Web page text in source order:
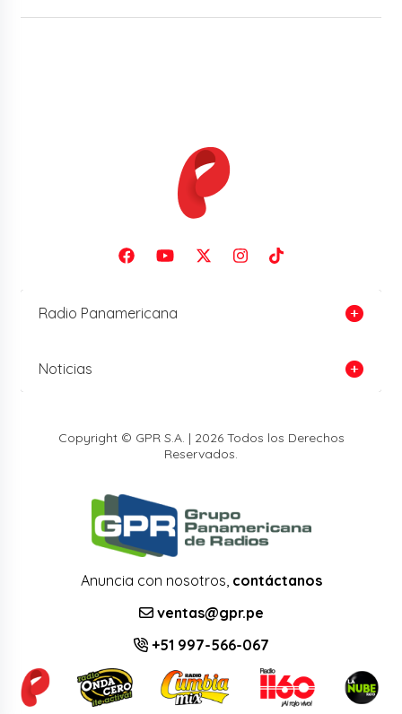
Radio Panamericana
Noticias
Copyright © GPR S.A. | 2026 Todos los Derechos
Reservados.
Anuncia con nosotros, contáctanos
ventas@gpr.pe
+51 997-566-067